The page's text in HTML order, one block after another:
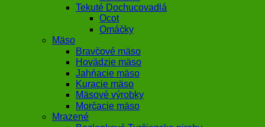
Tekuté Dochucovadlá
Ocot
Omáčky
Mäso
Bravčové mäso
Hovädzie mäso
Jahňacie mäso
Kuracie mäso
Mäsové výrobky
Morčacie mäso
Mrazené